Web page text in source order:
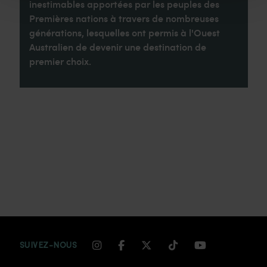
inestimables apportées par les peuples des
Premières nations à travers de nombreuses
générations, lesquelles ont permis à l'Ouest
Australien de devenir une destination de
premier choix.
SUIVEZ-NOUS INSTAGRAM CHANNEL LINK
FACEBOOK CHANNEL LINK
TWITTER CHANNEL
TIKTOKYOUTUBE